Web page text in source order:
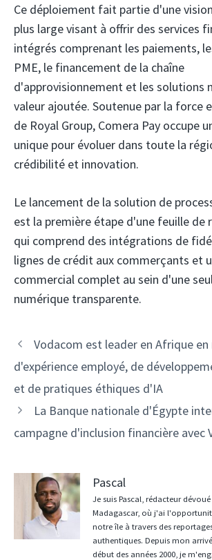
Ce déploiement fait partie d'une
plus large visant à offrir des services
intégrés comprenant les paiements,
PME, le financement de la chaîne
d'approvisionnement et les solutions
valeur ajoutée. Soutenue par la force
de Royal Group, Comera Pay occupe
unique pour évoluer dans toute la
crédibilité et innovation.
Le lancement de la solution de
est la première étape d'une feuille de
qui comprend des intégrations de
lignes de crédit aux commerçants et
commercial complet au sein d'une
numérique transparente.
Navigation
des
Vodacom est leader en Afrique
d'expérience employé, de
et de pratiques éthiques d'IA
La Banque nationale d'Égypte
campagne d'inclusion financière avec
Pascal
Je suis Pascal, rédacteur
Madagascar, où j'ai
notre île à travers des
authentiques. Depuis mon
début des années 2000, je